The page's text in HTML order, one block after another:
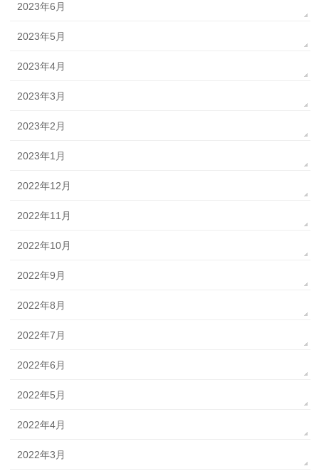
2023年6月
2023年5月
2023年4月
2023年3月
2023年2月
2023年1月
2022年12月
2022年11月
2022年10月
2022年9月
2022年8月
2022年7月
2022年6月
2022年5月
2022年4月
2022年3月